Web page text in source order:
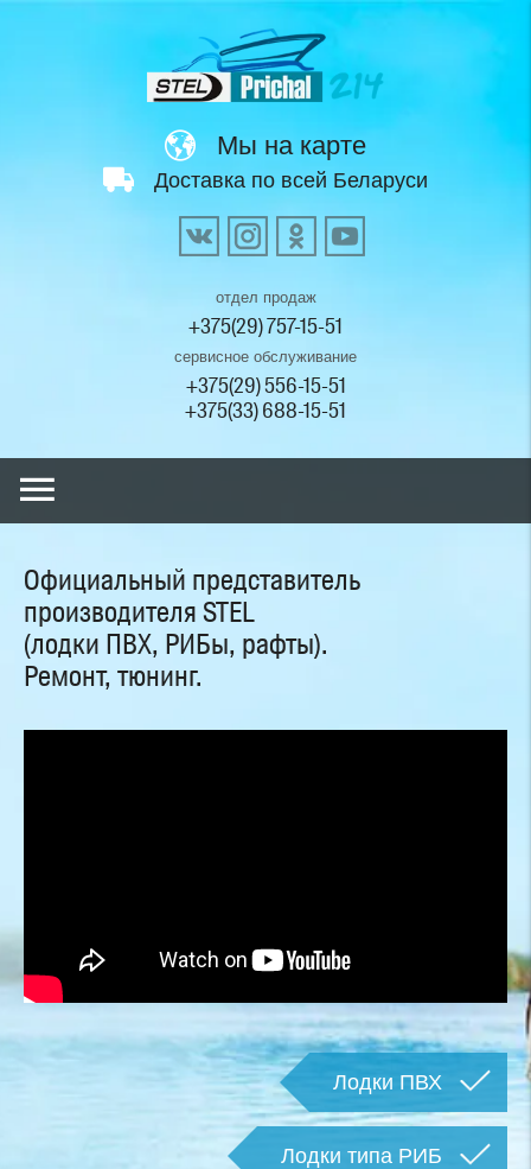
Мы на карте
Доставка по всей Беларуси
отдел продаж
+375(29) 757-15-51
сервисное обслуживание
+375(29) 556-15-51
+375(33) 688-15-51
Официальный представитель
производителя STEL
(лодки ПВХ, РИБы, рафты).
Ремонт, тюнинг.
Лодки ПВХ
Лодки типа РИБ